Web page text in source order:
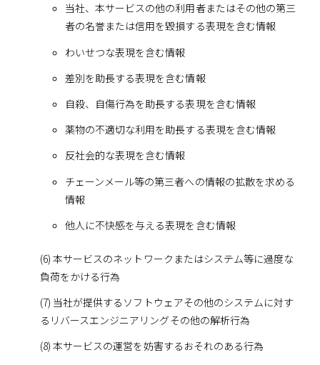
当社、本サービスの他の利用者またはその他の第三
者の名誉または信用を毀損する表現を含む情報
わいせつな表現を含む情報
差別を助長する表現を含む情報
自殺、自傷行為を助長する表現を含む情報
薬物の不適切な利用を助長する表現を含む情報
反社会的な表現を含む情報
チェーンメール等の第三者への情報の拡散を求める
情報
他人に不快感を与える表現を含む情報
(6) 本サービスのネットワークまたはシステム等に過度な
負荷をかける行為
(7) 当社が提供するソフトウェアその他のシステムに対す
るリバースエンジニアリングその他の解析行為
(8) 本サービスの運営を妨害するおそれのある行為